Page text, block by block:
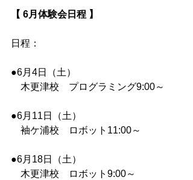
【 6月体験会日程 】
日程：
●6月4日（土）
木更津校　プログラミング9:00～
●6月11日（土）
袖ケ浦校　ロボット11:00～
●6月18日（土）
木更津校　ロボット9:00～